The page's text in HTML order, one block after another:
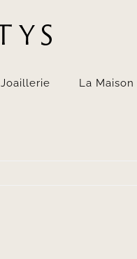
Joaillerie La Maison